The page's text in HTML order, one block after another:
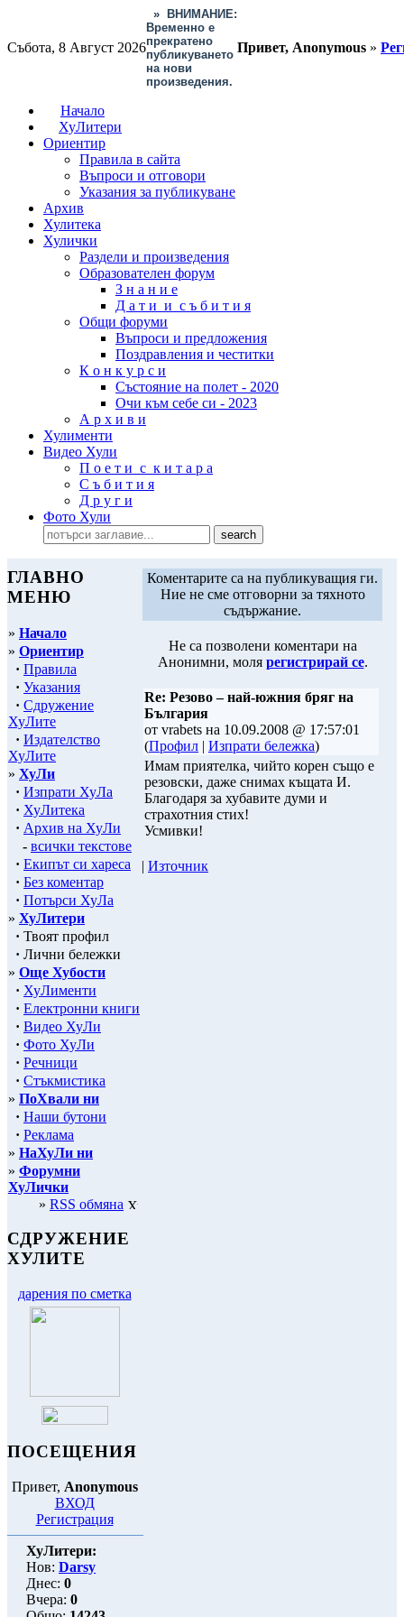
Събота, 8 Август 2026
»
ВНИМАНИЕ:
Временно е
прекратено
публикуването
на нови
произведения.
Привет, Anonymous »
Начало
ХуЛитери
Ориентир
Правила в сайта
Въпроси и отговори
Указания за публикуване
Архив
Хулитека
Хулички
Раздели и произведения
Образователен форум
З н а н и е
Д а т и и с ъ б и т и я
Общи форуми
Въпроси и предложения
Поздравления и честитки
К о н к у р с и
Състояние на полет - 2020
Очи към себе си - 2023
А р х и в и
Хулименти
Видео Хули
П о е т и с к и т а р а
С ъ б и т и я
Д р у г и
Фото Хули
ГЛАВНО
МЕНЮ
» Начало
» Ориентир
· Правила
· Указания
· Сдружение
ХуЛите
· Издателство
ХуЛите
» ХуЛи
· Изпрати ХуЛа
· ХуЛитека
· Архив на ХуЛи
- всички текстове
· Екипът си хареса
· Без коментар
· Потърси ХуЛа
» ХуЛитери
· Твоят профил
· Лични бележки
» Още Хубости
· ХуЛименти
· Електронни книги
· Видео ХуЛи
· Фото ХуЛи
· Речници
· Стъкмистика
» ПоХвали ни
· Наши бутони
· Реклама
» НаХуЛи ни
» Форумни
ХуЛички
» RSS обмяна
СДРУЖЕНИЕ
ХУЛИТЕ
дарения по сметка
ПОСЕЩЕНИЯ
Привет, Anonymous
ВХОД
Регистрация
ХуЛитери:
Нов: Darsy
Днес: 0
Вчера: 0
Коментарите са на публикуващия ги.
Ние не сме отговорни за тяхното
съдържание.
Не са позволени коментари на
Анонимни, моля регистрирай се.
Re: Резово – най-южния бряг на
България
от vrabets на 10.09.2008 @ 17:57:01
(Профил | Изпрати бележка)
Имам приятелка, чийто корен също е
резовски, даже снимах къщата И.
Благодаря за хубавите думи и
страхотния стих!
Усмивки!
| Източник